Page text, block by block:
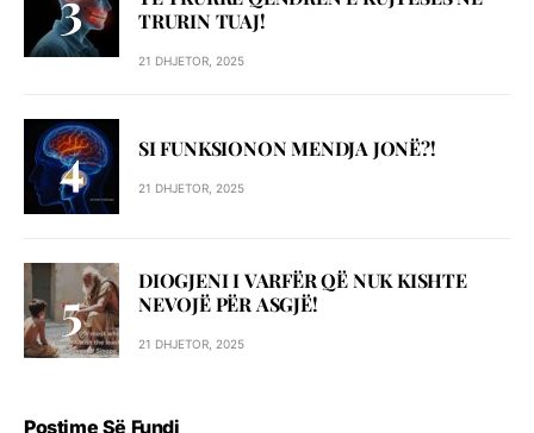
TRURIN TUAJ!
21 DHJETOR, 2025
SI FUNKSIONON MENDJA JONË?!
21 DHJETOR, 2025
DIOGJENI I VARFËR QË NUK KISHTE
NEVOJË PËR ASGJË!
21 DHJETOR, 2025
Postime Së Fundi